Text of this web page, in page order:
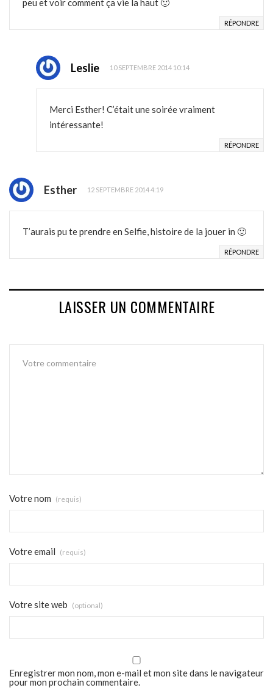
peu et voir comment ça vie la haut 🙂
RÉPONDRE
Leslie 10 SEPTEMBRE 2014 10:14
Merci Esther! C’était une soirée vraiment
intéressante!
RÉPONDRE
Esther 12 SEPTEMBRE 2014 4:19
T’aurais pu te prendre en Selfie, histoire de la jouer in 🙂
RÉPONDRE
LAISSER UN COMMENTAIRE
Votre nom (requis)
Votre email (requis)
Votre site web (optional)
Enregistrer mon nom, mon e-mail et mon site dans le navigateur
pour mon prochain commentaire.